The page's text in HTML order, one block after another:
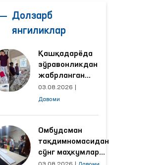
Долзарб
янгиликлар
Қашқадарёда
зўравонликдан
жабрланган
аёлнинг ҳолати
Омбудсман
03.08.2026
Давоми
Омбудсман
тақдимномасидан
сўнг маҳкумлар